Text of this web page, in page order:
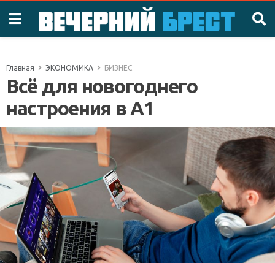
Главная ЭКОНОМИКА БИЗНЕС
Всё для новогоднего
настроения в А1